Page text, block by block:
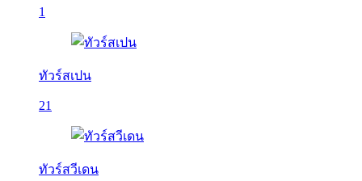
1
ทัวร์สเปน
21
ทัวร์สวีเดน